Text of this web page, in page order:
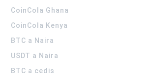
CoinCola Ghana
CoinCola Kenya
BTC a Naira
USDT a Naira
BTC a cedis